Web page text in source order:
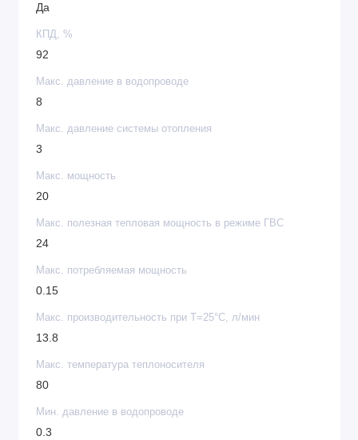
Да
КПД, %
92
Макс. давление в водопроводе
8
Макс. давление системы отопления
3
Макс. мощность
20
Макс. полезная тепловая мощность в режиме ГВС
24
Макс. потребляемая мощность
0.15
Макс. производительность при Т=25°С, л/мин
13.8
Макс. температура теплоносителя
80
Мин. давление в водопроводе
0.3